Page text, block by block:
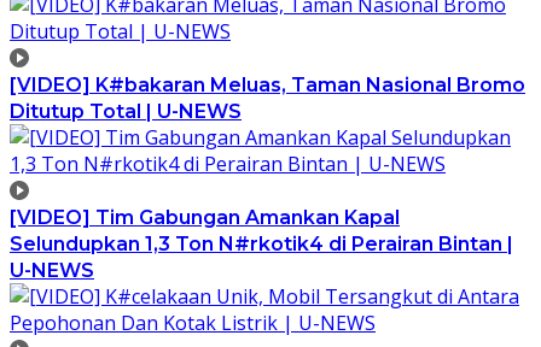
[VIDEO] K#bakaran Meluas, Taman Nasional Bromo
Ditutup Total | U-NEWS
[VIDEO] Tim Gabungan Amankan Kapal
Selundupkan 1,3 Ton N#rkotik4 di Perairan Bintan |
U-NEWS